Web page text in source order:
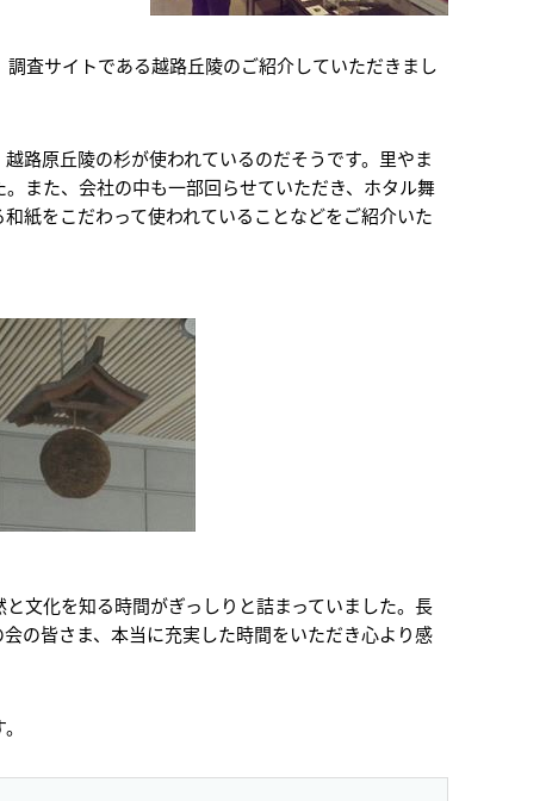
査サイトである越路丘陵のご紹介していただきまし
路原丘陵の杉が使われているのだそうです。里やま
また、会社の中も一部回らせていただき、ホタル舞
紙をこだわって使われていることなどをご紹介いた
文化を知る時間がぎっしりと詰まっていました。長
の皆さま、本当に充実した時間をいただき心より感